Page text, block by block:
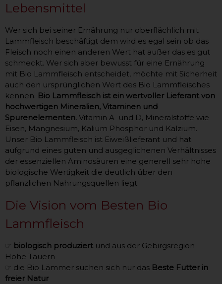
Lebensmittel
Wer sich bei seiner Ernährung nur oberflächlich mit
Lammfleisch beschäftigt dem wird es egal sein ob das
Fleisch noch einen anderen Wert hat außer das es gut
schmeckt. Wer sich aber bewusst für eine Ernährung
mit Bio Lammfleisch entscheidet, möchte mit Sicherheit
auch den ursprünglichen Wert des Bio Lammfleisches
kennen. Bio Lammfleisch ist ein wertvoller Lieferant von
hochwertigen Mineralien, Vitaminen und
Spurenelementen. Vitamin A und D, Mineralstoffe wie
Eisen, Mangnesium, Kalium Phosphor und Kalzium.
Unser Bio Lammfleisch ist Eiweißlieferant und hat
aufgrund eines guten und ausgeglichenen Verhältnisses
der essenziellen Aminosäuren eine generell sehr hohe
biologische Wertigkeit die deutlich über den
pflanzlichen Nahrungsquellen liegt.
Die Vision vom Besten Bio
Lammfleisch
☞ biologisch produziert und aus der Gebirgsregion
Hohe Tauern
☞ die Bio Lämmer suchen sich nur das Beste Futter in
freier Natur